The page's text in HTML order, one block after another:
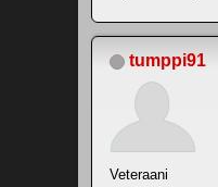
tumppi91
Veteraani